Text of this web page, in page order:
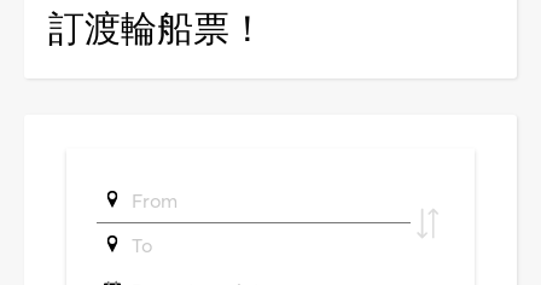
訂渡輪船票！